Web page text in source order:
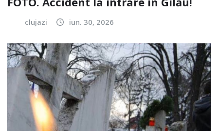
clujazi iun. 30, 2026